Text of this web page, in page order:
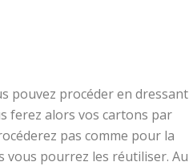
pouvez procéder en dressant
ferez alors vos cartons par
pas comme pour la
vous pourrez les réutiliser. Au